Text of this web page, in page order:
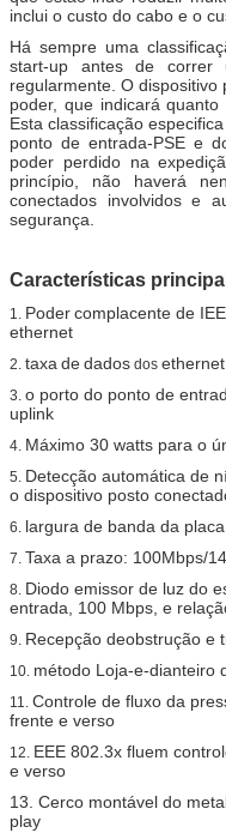
inclui o custo do cabo e o
Há sempre uma
start-up antes de correr
regularmente. O
poder, que indicará
Esta classificação
ponto de entrada-PSE e
poder perdido na
princípio, não haverá
conectados involvidos e
segurança.
Características
1. Podercomplacente de
ethernet
2. taxa dedados dos
3. o porto do ponto de
uplink
4. Máximo 30 watts para o
5. Detecção automática de
o dispositivo posto
6. largura de banda da
7. Taxa a prazo: 100Mbps/
8. Diodo emissor de luz do
entrada, 100 Mbps, e
9. Recepção deobstrução e
10. método Loja-e-dianteiro
11. Controle de fluxo da
frente e verso
12. EEE 802.3x fluem
e verso
13. Cerco montável do
play